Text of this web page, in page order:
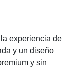
experiencia de
y un diseño
y sin